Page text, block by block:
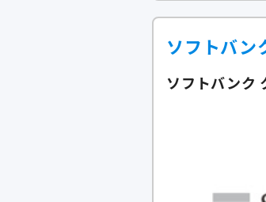
ソフトバン
ソフトバンク